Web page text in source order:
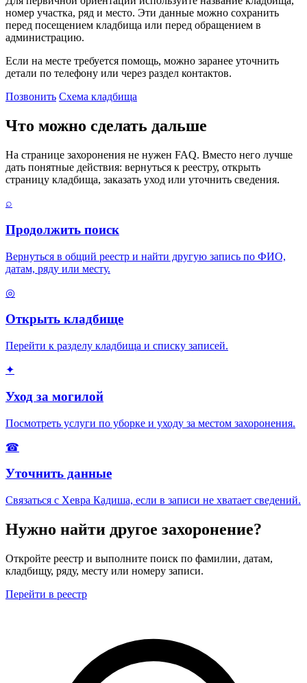
номер участка, ряд и место. Эти данные можно сохранить
перед посещением кладбища или перед обращением в
администрацию.
Если на месте требуется помощь, можно заранее уточнить
детали по телефону или через раздел контактов.
Позвонить Схема кладбища
Что можно сделать дальше
На странице захоронения не нужен FAQ. Вместо него лучше
дать понятные действия: вернуться к реестру, открыть
страницу кладбища, заказать уход или уточнить сведения.
⌕
Продолжить поиск
Вернуться в общий реестр и найти другую запись по ФИО,
датам, ряду или месту.
◎
Открыть кладбище
Перейти к разделу кладбища и списку записей.
✦
Уход за могилой
Посмотреть услуги по уборке и уходу за местом захоронения.
☎
Уточнить данные
Связаться с Хевра Кадиша, если в записи не хватает сведений.
Нужно найти другое захоронение?
Откройте реестр и выполните поиск по фамилии, датам,
кладбищу, ряду, месту или номеру записи.
Перейти в реестр